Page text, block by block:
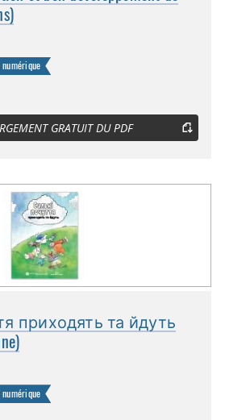
numérique
GRATUIT DU PDF
приходять та йдуть
numérique